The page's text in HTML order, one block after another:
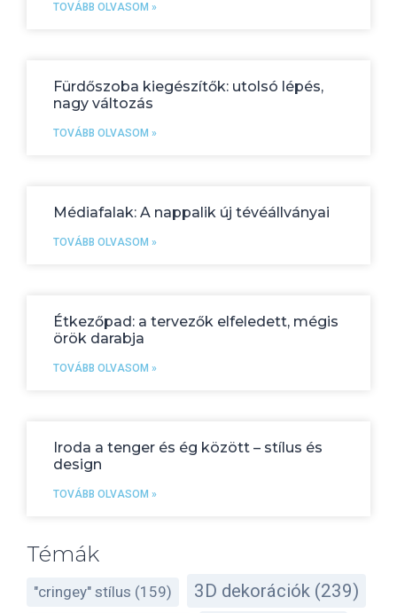
TOVÁBB OLVASOM »
Fürdőszoba kiegészítők: utolsó lépés,
nagy változás
TOVÁBB OLVASOM »
Médiafalak: A nappalik új tévéállványai
TOVÁBB OLVASOM »
Étkezőpad: a tervezők elfeledett, mégis
örök darabja
TOVÁBB OLVASOM »
Iroda a tenger és ég között – stílus és
design
TOVÁBB OLVASOM »
Témák
"cringey" stílus (159) 3D dekorációk (239)